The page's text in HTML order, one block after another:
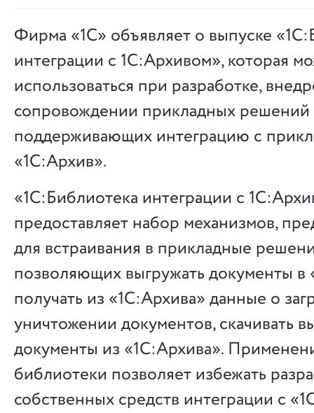
Фирма «1С» объявляет о выпуске
интеграции с 1С:Архивом», которая
использоваться при разработке,
сопровождении прикладных решений
поддерживающих интеграцию с
«1C:Архив».
«1С:Библиотека интеграции с
предоставляет набор механизмов,
для встраивания в прикладные
позволяющих выгружать документы в
получать из «1С:Архива» данные о
уничтожении документов, скачивать
документы из «1С:Архива».
библиотеки позволяет избежать
собственных средств интеграции с